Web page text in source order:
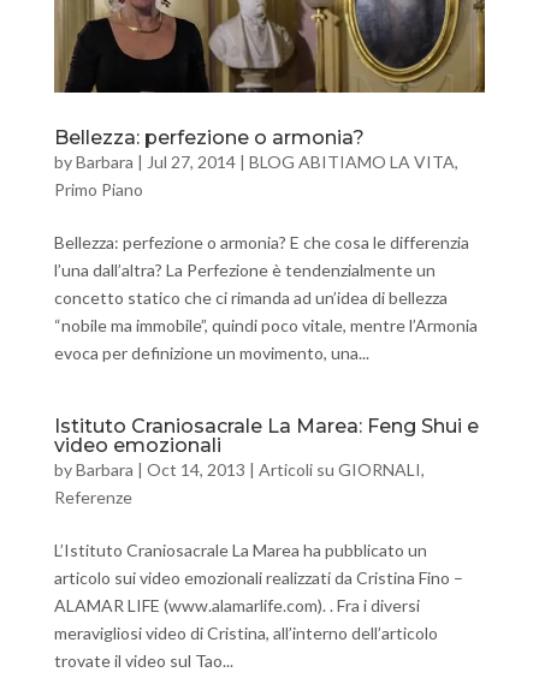
Bellezza: perfezione o armonia?
byBarbara | Jul 27, 2014| BLOG ABITIAMO LA VITA,
Primo Piano
Bellezza: perfezione o armonia? E che cosa le differenzia
l’una dall’altra? La Perfezione è tendenzialmente un
concetto statico che ci rimanda ad un’idea di bellezza
“nobile ma immobile”, quindi poco vitale, mentre l’Armonia
evoca per definizione un movimento, una...
Istituto Craniosacrale La Marea: Feng Shui e
video emozionali
byBarbara | Oct 14, 2013 | Articoli su GIORNALI,
Referenze
L’Istituto Craniosacrale La Marea ha pubblicato un
articolo sui video emozionali realizzati da Cristina Fino –
ALAMAR LIFE (www.alamarlife.com). . Fra i diversi
meravigliosi video di Cristina, all’interno dell’articolo
trovate il video sul Tao...